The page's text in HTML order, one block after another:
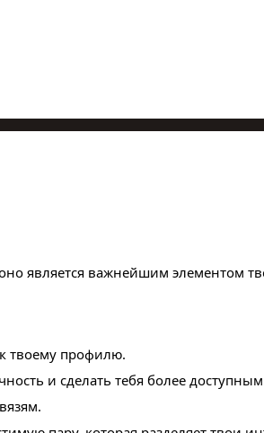
является важнейшим элементом
твоему профилю.
и сделать тебя более